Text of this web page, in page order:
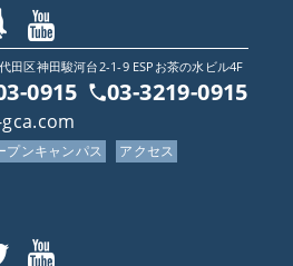
田区神田駿河台2-1-9 ESPお茶の水ビル4F
0915 03-3219-0915
プンキャンパス アクセス